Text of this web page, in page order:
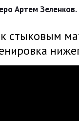
Артем
стыковым